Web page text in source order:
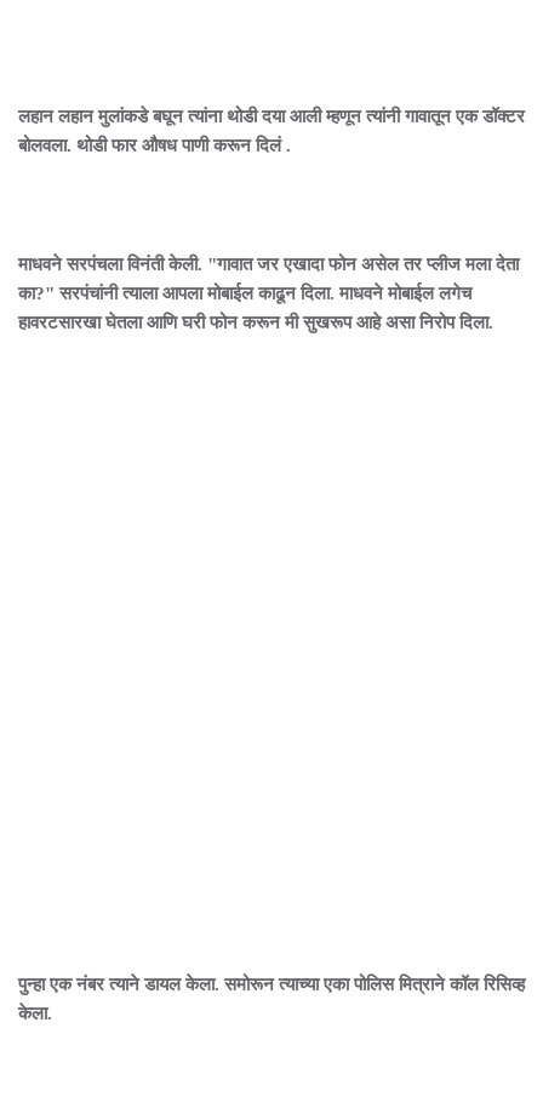
लहान लहान मुलांकडे बघून त्यांना थोडी दया आली म्हणून त्यांनी गावातून एक डॉक्टर
बोलवला. थोडी फार औषध पाणी करून दिलं .
माधवने सरपंचला विनंती केली. "गावात जर एखादा फोन असेल तर प्लीज मला देता
का?" सरपंचांनी त्याला आपला मोबाईल काढून दिला. माधवने मोबाईल लगेच
हावरटसारखा घेतला आणि घरी फोन करून मी सुखरूप आहे असा निरोप दिला.
पुन्हा एक नंबर त्याने डायल केला. समोरून त्याच्या एका पोलिस मित्राने कॉल रिसिव्ह
केला.